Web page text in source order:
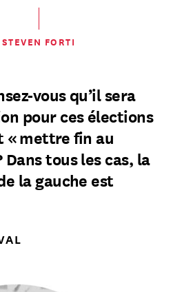
STEVEN FORTI
vous qu’il sera
pour ces élections
« mettre fin au
Dans tous les cas, la
la gauche est